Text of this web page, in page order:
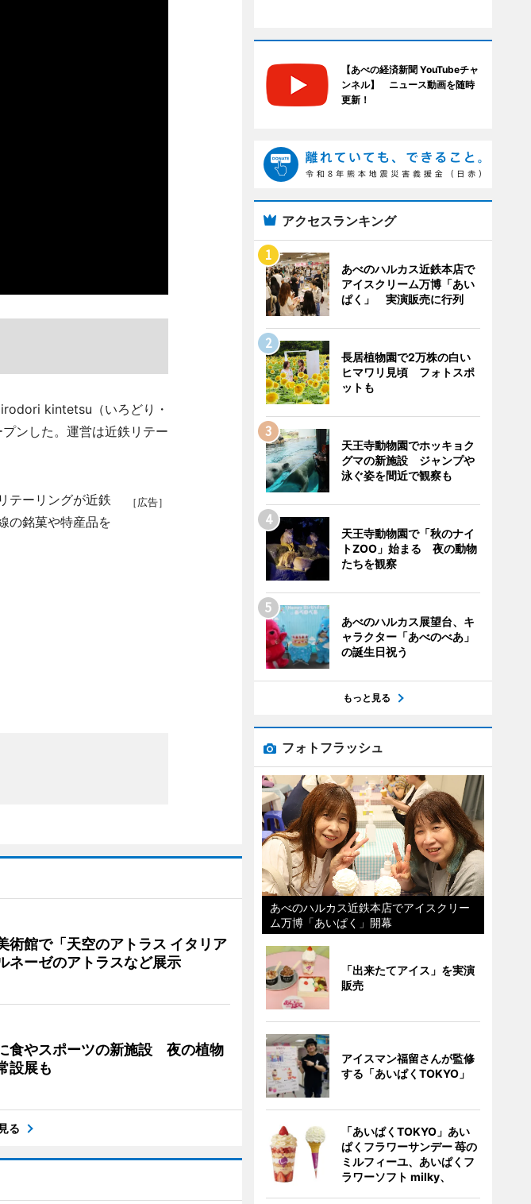
kintetsu（いろどり・
ンした。運営は近鉄リテー
［広告］
テーリングが近鉄
の銘菓や特産品を
術館で「天空のアトラス イタリア
ーゼのアトラスなど展示
食やスポーツの新施設 夜の植物
設展も
る
【あべの経済新聞 YouTubeチャ
ンネル】 ニュース動画を随時
更新！
アクセスランキング
あべのハルカス近鉄本店で
アイスクリーム万博「あい
ぱく」 実演販売に行列
長居植物園で2万株の白い
ヒマワリ見頃 フォトスポ
ットも
天王寺動物園でホッキョク
グマの新施設 ジャンプや
泳ぐ姿を間近で観察も
天王寺動物園で「秋のナイ
トZOO」始まる 夜の動物
たちを観察
あべのハルカス展望台、キ
ャラクター「あべのべあ」
の誕生日祝う
もっと見る
フォトフラッシュ
あべのハルカス近鉄本店でアイスクリー
ム万博「あいぱく」開幕
「出来たてアイス」を実演
販売
アイスマン福留さんが監修
する「あいぱくTOKYO」
「あいぱくTOKYO」あい
ぱくフラワーサンデー 苺の
ミルフィーユ、あいぱくフ
ラワーソフト milky、